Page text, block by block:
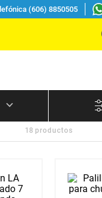
(606) 8850505
18 productos